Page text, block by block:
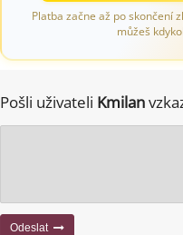
Platba začne až po skončení
můžeš
Pošli uživateli Kmilan
Odeslat